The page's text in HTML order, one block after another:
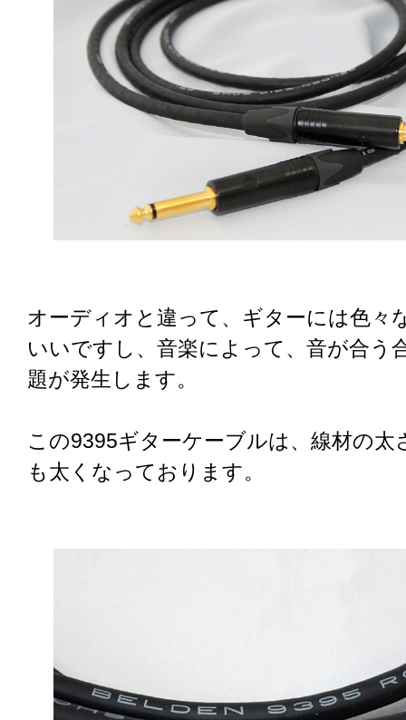
オーディオと違って、ギターには色々
いいですし、音楽によって、音が合う
題が発生します。
この9395ギターケーブルは、線材の太
も太くなっております。